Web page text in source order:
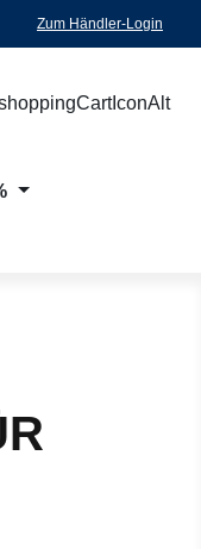
Zum Händler-Login